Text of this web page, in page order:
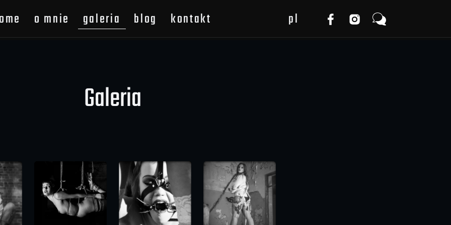
o mnie
zakres fotografii
galeria
bondage & fetish
blog
kontakt
info niemcy
pl
en
Galeria